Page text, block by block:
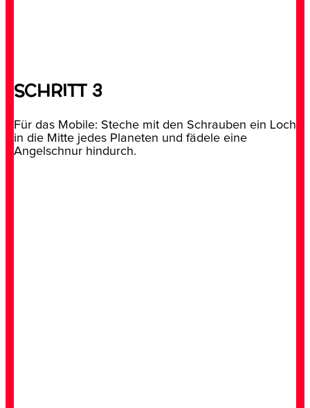
SCHRITT 3
Für das Mobile: Steche mit den Schrauben ein Loch
in die Mitte jedes Planeten und fädele eine
Angelschnur hindurch.